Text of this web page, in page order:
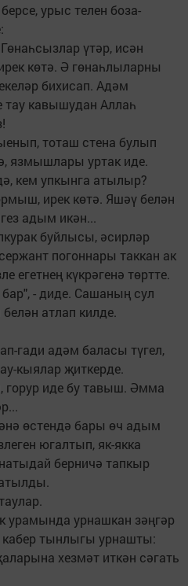
урыс телен боза-
үтәр, исән
көтә. Ә гөнаһлыларны
бихисап. Адәм
тау кавышудан Аллаһ
тоташ стена булып
язмышлары уртак иде.
кем упкынга атылыр?
ирек көтә. Яшәү белән
адым икән...
буйлысы, әсирләр
погоннары таккан ак
егетнең күкрәгенә төртте.
- диде. Сашаның сул
атлап килде.
гади адәм баласы түгел,
кыялар җиткерде.
горур иде бу тавыш. Әмма
өстендә бары өч адым
югалтып, як-якка
берничә тапкыр
урамында урнашкан зәңгәр
кабер тынлыгы урнашты:
хезмәт иткән сәгать